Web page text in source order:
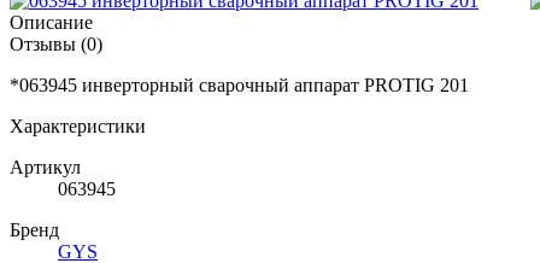
Описание
Отзывы (0)
*063945 инверторный сварочный аппарат PROTIG 201
Характеристики
Артикул
063945
Бренд
GYS